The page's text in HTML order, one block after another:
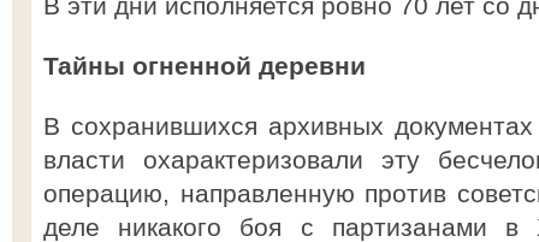
Тайны огненной деревни
В сохранившихся архивных
власти охарактеризовали эту
операцию, направленную против
деле никакого боя с партизанами